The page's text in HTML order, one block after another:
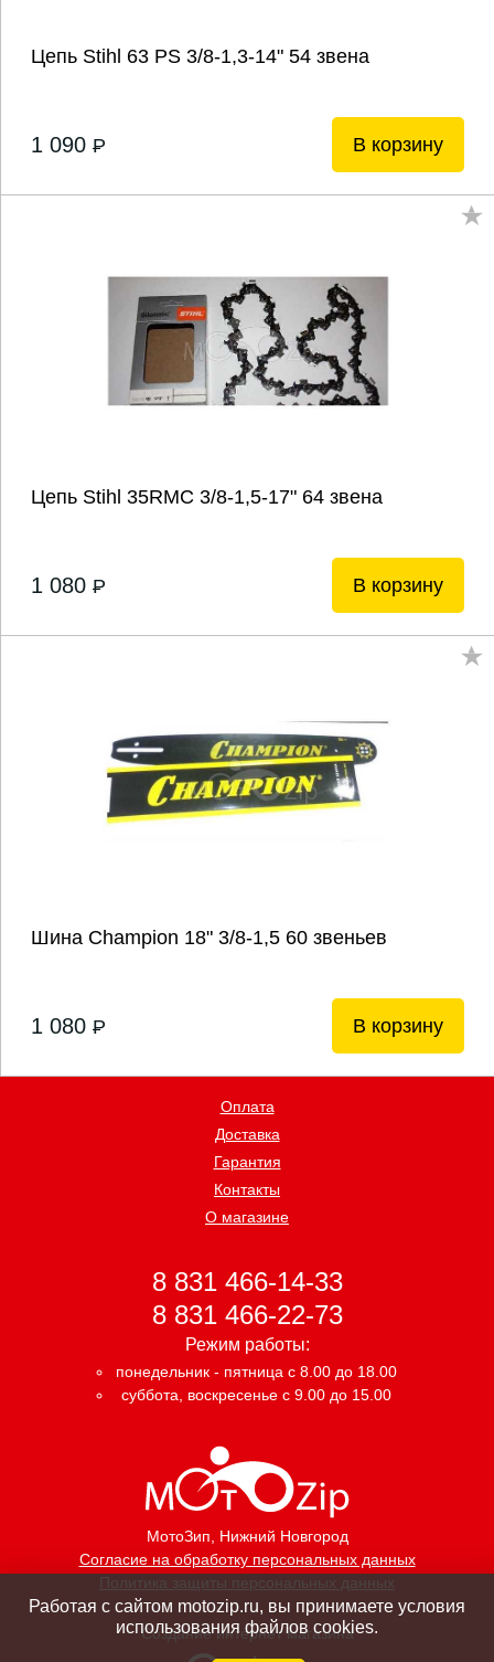
Цепь Stihl 63 РS 3/8-1,3-14" 54 звена
1 090 P В корзину
Цепь Stihl 35RMC 3/8-1,5-17" 64 звена
1 080 P В корзину
Шина Champion 18" 3/8-1,5 60 звеньев
1 080 P В корзину
МотоЗип, Нижний Новгород
Согласие на обработку персональных данных
Политика защиты персональных данных
Оплата
Доставка
Гарантия
Контакты
О магазине
8 831 466-14-33
8 831 466-22-73
Режим работы:
понедельник - пятница с 8.00 до 18.00
суббота, воскресенье с 9.00 до 15.00
Создание интернет магазина
Работая с сайтом motozip.ru, вы принимаете условия
использования файлов cookies.